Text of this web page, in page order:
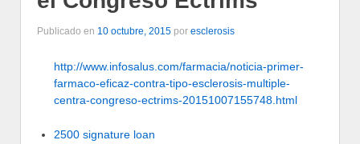
Publicado en 10 octubre, 2015 por esclerosis
http://www.infosalus.com/farmacia/noticia-primer-
farmaco-eficaz-contra-tipo-esclerosis-multiple-
centra-congreso-ectrims-20151007155748.html
2500 signature loan